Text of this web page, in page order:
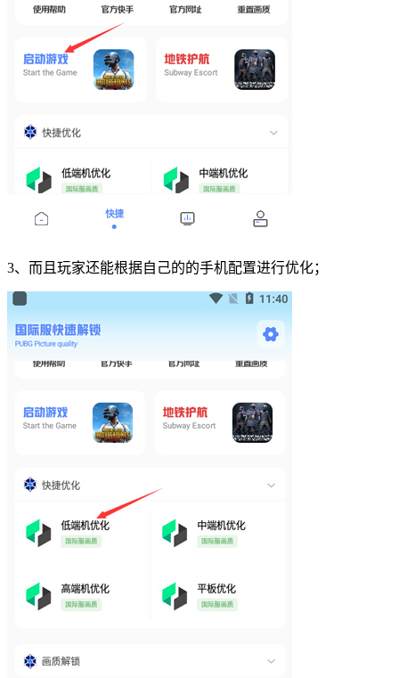
3、而且玩家还能根据自己的的手机配置进行优化；